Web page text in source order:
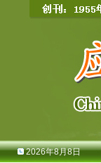
2026年8月8日